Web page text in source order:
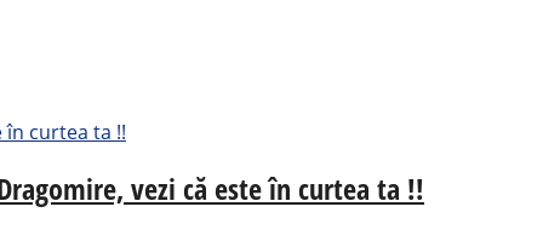
vezi că este în curtea ta !!